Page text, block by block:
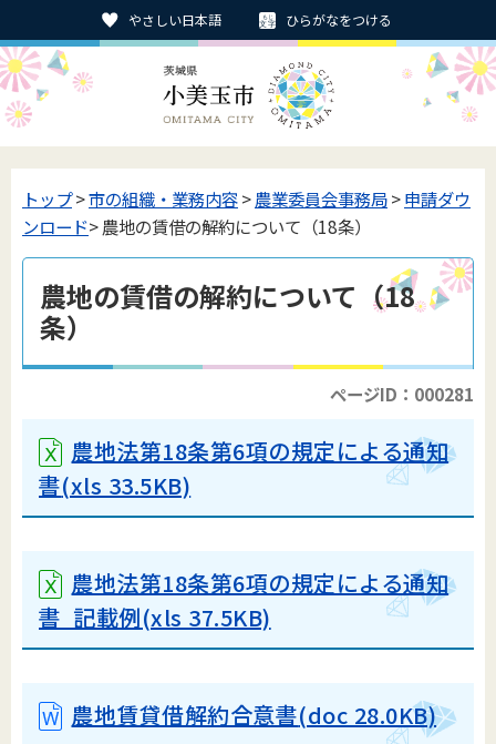
やさしい日本語 ひらがなをつける
トップ>市の組織・業務内容>農業委員会事務局>申請ダウ
ンロード> 農地の賃借の解約について（18条）
農地の賃借の解約について（18
条）
ページID：000281
農地法第18条第6項の規定による通知
書(xls 33.5KB)
農地法第18条第6項の規定による通知
書 記載例(xls 37.5KB)
農地賃貸借解約合意書(doc 28.0KB)